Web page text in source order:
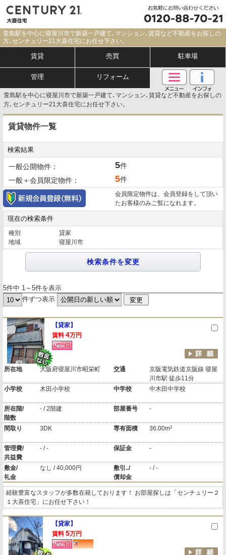
萱島駅を中心に寝屋川市で新築一戸建て､マンション､賃貸など不動産をお探しの
方､センチュリー21大喜住宅にお任せ下さい。
賃貸 売買 駐車場
管理 リフォーム
萱島駅を中心に寝屋川市で新築一戸建て､マンション､賃貸など不動産をお探しの
方､センチュリー21大喜住宅にお任せ下さい。
賃貸物件一覧
検索結果
一般公開物件： 5件
一般＋会員限定物件：
5件
会員限定物件は、会員登録をして頂い
たお客様のみご覧になれます。
現在の検索条件
種別
貸家
地域
寝屋川市
5件中 1～5件を表示
件ずつ表示
【貸家】
賃料 4万円
所在地 大阪府寝屋川市昭栄町 交通
京阪電気鉄道京阪線 寝屋
川市駅 徒歩11分
小学校
木田小学校 中学校 中木田中学校
所在階/
階数
- / 2階建 部屋番号 -
間取り 3DK 専有面積 36.00m2
管理費/
共益費
- / - 保証金 -
敷金/
礼金
なし / 40,000円
敷引../
償却金
- / -
経験豊富なスタッフが多数在籍しております！ お部屋探しは「センチュリー２
１大喜住宅」にお任せ下さい！
【貸家】
賃料 5万円